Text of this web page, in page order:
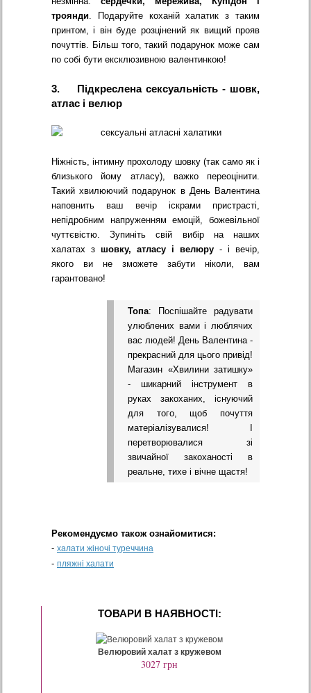
троянди. Подаруйте коханій халатик з таким
принтом, і він буде розцінений як вищий прояв
почуттів. Більш того, такий подарунок може сам
по собі бути ексклюзивною валентинкою!
3. Підкреслена сексуальність - шовк,
атлас і велюр
Ніжність, інтимну прохолоду шовку (так само як і
близького йому атласу), важко переоцінити.
Такий хвилюючий подарунок в День Валентина
наповнить ваш вечір іскрами пристрасті,
непідробним напруженням емоцій, божевільної
чуттєвістю. Зупиніть свій вибір на наших
халатах з шовку, атласу і велюру - і вечір,
якого ви не зможете забути ніколи, вам
гарантовано!
Топа: Поспішайте радувати
улюблених вами і люблячих
вас людей! День Валентина -
прекрасний для цього привід!
Магазин «Хвилини затишку»
- шикарний інструмент в
руках закоханих, існуючий
для того, щоб почуття
матеріалізувалися! І
перетворювалися зі
звичайної закоханості в
реальне, тихе і вічне щастя!
Рекомендуємо також ознайомитися:
- халати жіночі туреччина
- пляжні халати
ТОВАРИ В НАЯВНОСТI:
Велюровий халат з кружевом
3027 грн